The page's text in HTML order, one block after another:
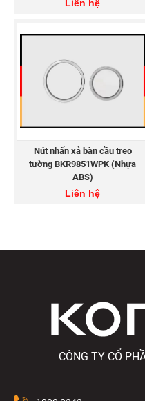
Hotline: 1800 8343
Website:
https://korest.vn/
Email: lienhe@korest.vn
https://
Youtube:https://
Liên hệ
Nút nhấn xả bàn cầu treo
tường BKR9851WPK (Nhựa
ABS)
Liên hệ
CÔNG TY CỔ